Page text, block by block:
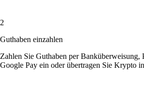
2
Guthaben einzahlen
Zahlen Sie Guthaben per Banküberweisung,
Google Pay ein oder übertragen Sie Krypto